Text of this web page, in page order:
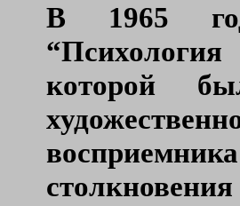
В 1965
которой